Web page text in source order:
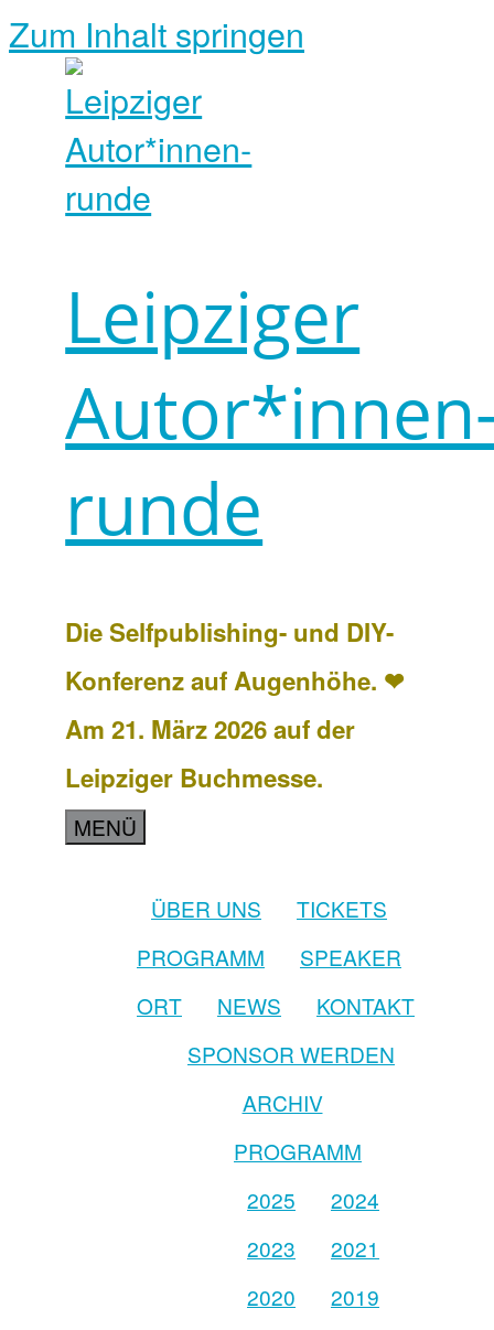
Zum Inhalt springen
Leipziger
runde
Die Selfpublishing- und DIY-
Konferenz auf Augenhöhe. ❤
Am 21. März 2026 auf der
Leipziger Buchmesse.
MENÜ
ÜBER UNS
TICKETS
PROGRAMM
SPEAKER
ORT
NEWS
KONTAKT
SPONSOR WERDEN
ARCHIV
PROGRAMM
2025
2024
2023
2021
2020
2019